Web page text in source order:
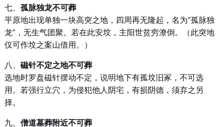
七、 孤脉独龙不可葬
平原地出现单独一块高突之地，四周再无隆起，名为“孤脉独
龙”，无生气团聚。若在此安坟，主阳世贫穷潦倒。（此突地
仅可作坟之案山借用。）
八、 磁针不定之地不可葬
选地时罗盘磁针摆动不定，说明地下有孤坟旧冢，不可选
用。若强行立穴，为侵犯他人阴宅，有损阴德，须弃之另
择。
九、 僧道墓葬附近不可葬